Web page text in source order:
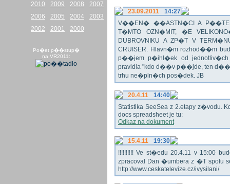
2010
2009 2008
2007
2006
2005 2004
2003
2002
2001 2000
Po�et p��stup�
na VR2011:
23.09.2011
14:27
V��EN� ��ASTN�CI A
T�MTO OZN�MIT, �E
DUBROVNIKU A ZP�T V
CRUISER. Hlavn�m rozhod��m
p��jem p�ihl�ek od
pravidla "kdo d��v p��jde, ten
trhu ne�pln�ch pos�dek. JB
20.4.11
14:40
Statistika SeeSea z 2.etapy z�vodu.
docs spreadsheet je tu:
Odkaz na dokument
15.4.11
19:30
!!!!!!!!!! Ve st�edu 20.4.11 v 15:00
zpracoval Dan �umbera z �T spolu
http://www.ceskatelevize.cz/ivysilani/